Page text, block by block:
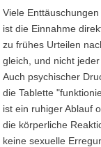
Viele
ist die Einnahme
zu frühes Urteilen
gleich, und nicht
Auch psychischer
die Tablette
ist ein ruhiger Ablauf
die körperliche
keine sexuelle